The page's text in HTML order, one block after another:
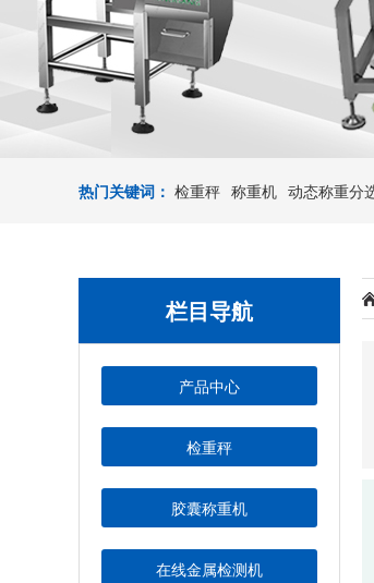
热门关键词： 检重秤 称重机 动态称重分
栏目导航
产品中心
检重秤
胶囊称重机
在线金属检测机